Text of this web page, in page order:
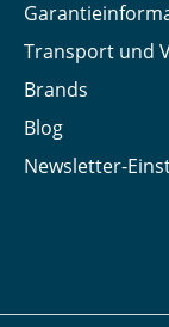
Transport und
Brands
Blog
Newsletter-